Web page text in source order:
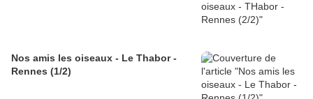
Nos amis les oiseaux - Le Thabor -
Rennes (1/2)